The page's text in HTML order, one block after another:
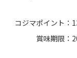
コジマポイント：
賞味期限：